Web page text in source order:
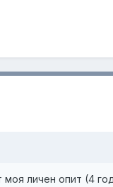
личен опит (4